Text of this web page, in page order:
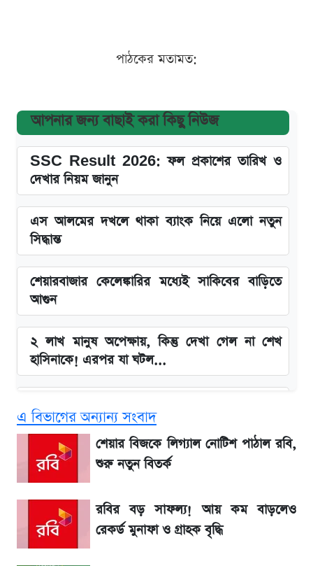
পাঠকের মতামত:
আপনার জন্য বাছাই করা কিছু নিউজ
SSC Result 2026: ফল প্রকাশের তারিখ ও
দেখার নিয়ম জানুন
এস আলমের দখলে থাকা ব্যাংক নিয়ে এলো নতুন
সিদ্ধান্ত
শেয়ারবাজার কেলেঙ্কারির মধ্যেই সাকিবের বাড়িতে
আগুন
২ লাখ মানুষ অপেক্ষায়, কিন্তু দেখা গেল না শেখ
হাসিনাকে! এরপর যা ঘটল...
Redmi K80 নিয়ে আপডেট
বাংলাদেশ নিয়ে যা বললেন সজীব ওয়াজেদ জয়
সাকিবের বাড়িতে হামলা নিয়ে মুখ খুললেন দিলীপ
ঘোষ
এ বিভাগের অন্যান্য সংবাদ
শেয়ার বিজকে লিগ্যাল নোটিশ পাঠাল রবি,
শুরু নতুন বিতর্ক
রবির বড় সাফল্য! আয় কম বাড়লেও
রেকর্ড মুনাফা ও গ্রাহক বৃদ্ধি